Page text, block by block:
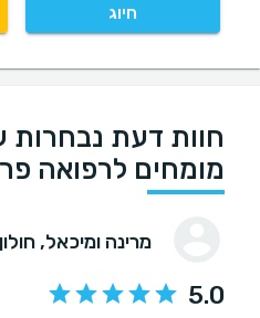
חיוג
חוות דעת נבחרות
מומחים לרפואה
מרינה ומיכאל, חולון
5.0